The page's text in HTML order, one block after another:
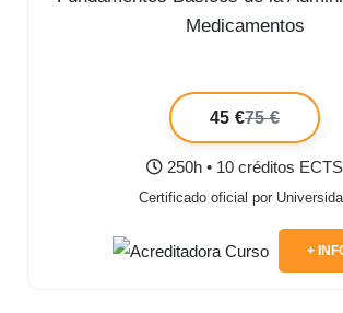
Medicamentos
45 €75 €
250h • 10 créditos ECTS
Certificado oficial por
+